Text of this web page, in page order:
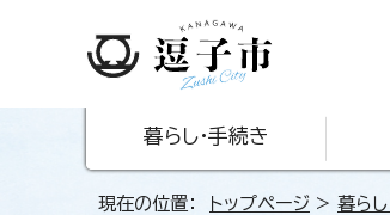
暮らし・手続き
現在の位置： トップページ > 暮らし